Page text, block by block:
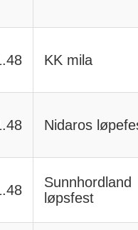
KK mila
Nidaros
Sunnhordland
løpsfest